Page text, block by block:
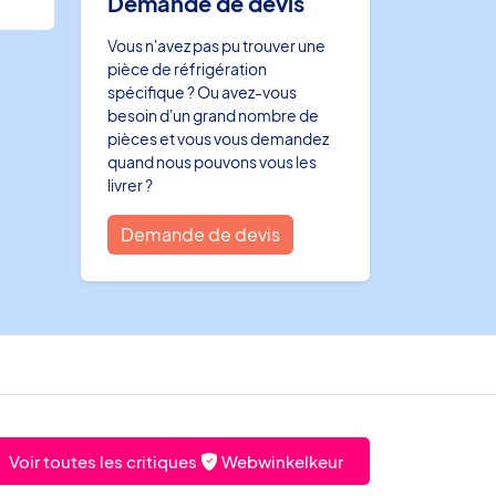
Vous n'avez pas pu trouver une
pièce de réfrigération
spécifique ? Ou avez-vous
besoin d'un grand nombre de
pièces et vous vous demandez
quand nous pouvons vous les
livrer ?
Demande de devis
Voir toutes les critiques Webwinkelkeur